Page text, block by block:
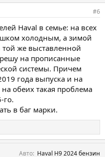
#6
Haval в семье: на всех
холодным, а зимой
же выставленной
на прописанные
системы. Причем
года выпуска и на
обеих такая проблема
го.
в баг марки.
Авто Haval H9 2024 бензин